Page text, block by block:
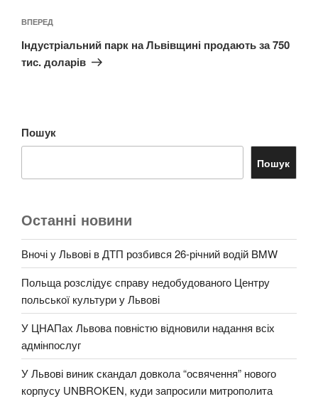
Наступний
запис
ВПЕРЕД
Індустріальний парк на Львівщині продають за 750
тис. доларів
Пошук
Пошук
Останні новини
Вночі у Львові в ДТП розбився 26-річний водій BMW
Польща розслідує справу недобудованого Центру
польської культури у Львові
У ЦНАПах Львова повністю відновили надання всіх
адмінпослуг
У Львові виник скандал довкола “освячення” нового
корпусу UNBROKEN, куди запросили митрополита